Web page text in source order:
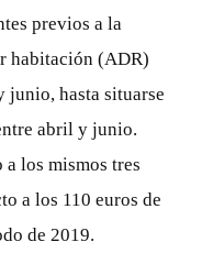
previos a la
habitación (ADR)
junio, hasta situarse
abril y junio.
a los mismos tres
a los 110 euros de
de 2019.